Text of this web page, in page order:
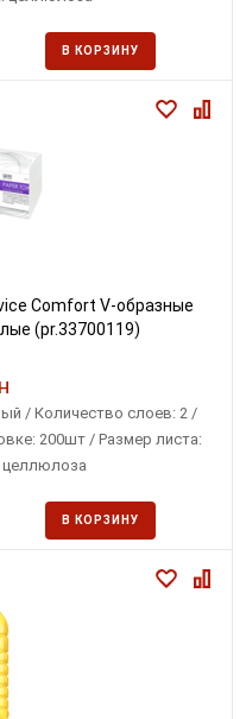
В КОРЗИНУ
Comfort V-образные
(pr.33700119)
/ Количество слоев: 2 /
200шт / Размер листа:
целлюлоза
В КОРЗИНУ